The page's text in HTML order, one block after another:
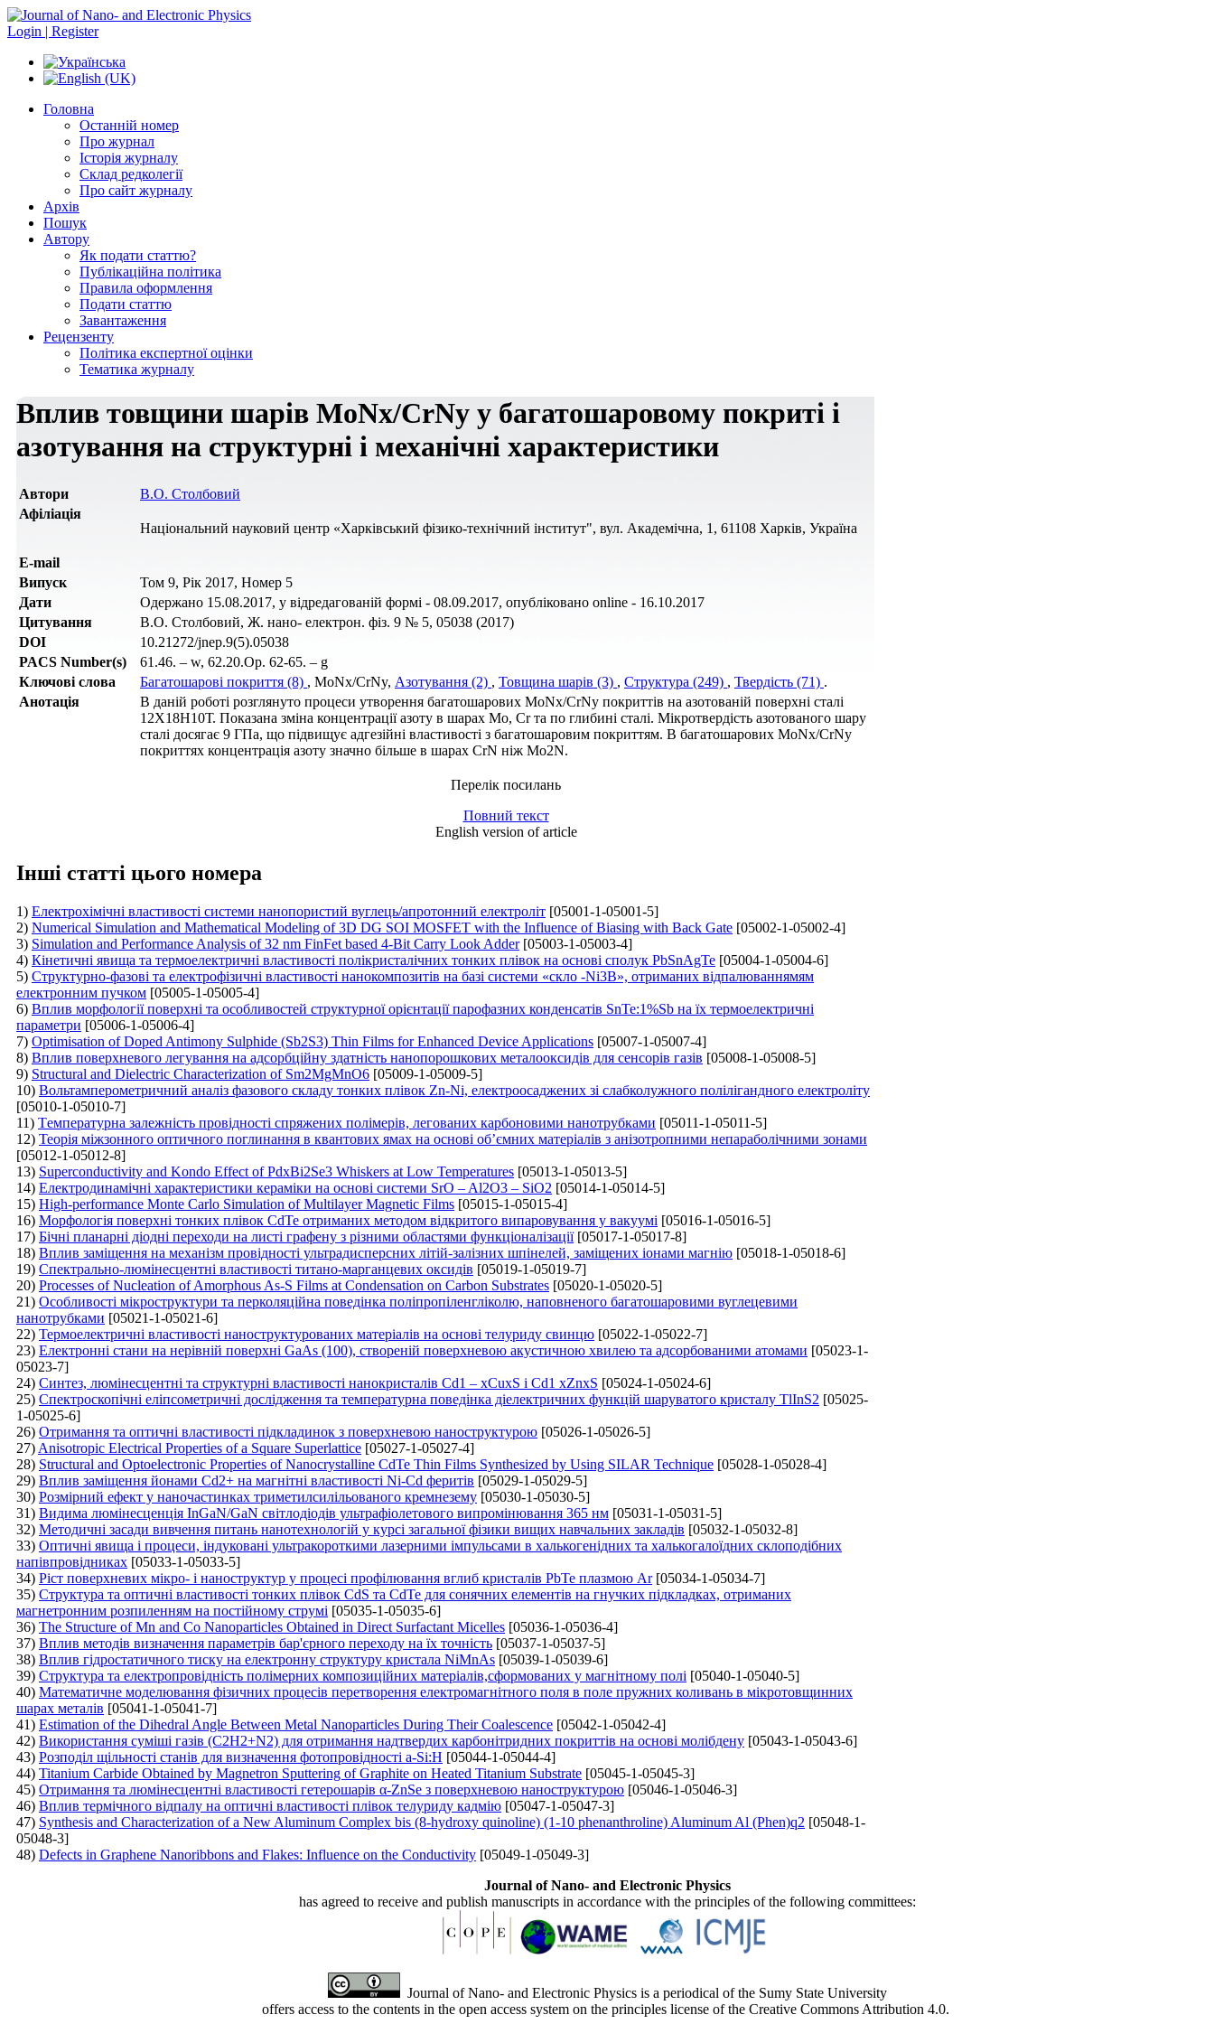
Login | Register
Головна
Останній номер
Про журнал
Історія журналу
Склад редколегії
Про сайт журналу
Архів
Пошук
Автору
Як подати статтю?
Публікаційна політика
Правила оформлення
Подати статтю
Завантаження
Рецензенту
Політика експертної оцінки
Тематика журналу
Вплив товщини шарів MoNх/CrNy у багатошаровому покриті і
азотування на структурні і механічні характеристики
Автори
В.О. Столбовий
Афіліація
Національний науковий центр «Харківський фізико-технічний інститут", вул. Академічна, 1, 61108 Харків, Україна
Е-mail
Випуск
Том 9, Рік 2017, Номер 5
Дати
Одержано 15.08.2017, у відредагованій формі - 08.09.2017, опубліковано online - 16.10.2017
Цитування
В.О. Столбовий, Ж. нано- електрон. фіз. 9 № 5, 05038 (2017)
DOI
10.21272/jnep.9(5).05038
PACS Number(s)
61.46. – w, 62.20.Op. 62-65. – g
Ключові слова
Багатошарові покриття (8) , MoNх/CrNy, Азотування (2) , Товщина шарів (3) , Структура (249) , Твердість (71) .
Анотація
В даній роботі розглянуто процеси утворення багатошарових MoNх/CrNy покриттів на азотованій поверхні сталі
12Х18Н10Т. Показана зміна концентрації азоту в шарах Mo, Cr та по глибині сталі. Мікротвердість азотованого шару
сталі досягає 9 ГПа, що підвищує адгезійні властивості з багатошаровим покриттям. В багатошарових MoNх/CrNy
покриттях концентрація азоту значно більше в шарах CrN ніж Mo2N.
Перелік посилань
Повний текст
English version of article
Інші статті цього номера
1) Електрохімічні властивості системи нанопористий вуглець/апротонний електроліт [05001-1-05001-5]
2) Numerical Simulation and Mathematical Modeling of 3D DG SOI MOSFET with the Influence of Biasing with Back Gate [05002-1-05002-4]
3) Simulation and Performance Analysis of 32 nm FinFet based 4-Bit Carry Look Adder[05003-1-05003-4]
4) Кінетичні явища та термоелектричні властивості полікристалічних тонких плівок на основі сполук PbSnAgTe [05004-1-05004-6]
5) Структурно-фазові та електрофізичні властивості нанокомпозитів на базі системи «скло -Ni3B», отриманих відпалюваннямям
електронним пучком [05005-1-05005-4]
6) Вплив морфології поверхні та особливостей структурної орієнтації парофазних конденсатів SnTe:1%Sb на їх термоелектричні
параметри [05006-1-05006-4]
7) Optimisation of Doped Antimony Sulphide (Sb2S3) Thin Films for Enhanced Device Applications [05007-1-05007-4]
8) Вплив поверхневого легування на адсорбційну здатність нанопорошкових металооксидів для сенсорів газів [05008-1-05008-5]
9) Structural and Dielectric Characterization of Sm2MgMnO6 [05009-1-05009-5]
10) Вольтамперометричний аналіз фазового складу тонких плівок Zn-Ni, електроосаджених зі слабколужного полілігандного електроліту
[05010-1-05010-7]
11) Tемпературна залежність провідності спряжених полімерів, легованих карбоновими нанотрубками [05011-1-05011-5]
12) Теорія міжзонного оптичного поглинання в квантових ямах на основі об’ємних матеріалів з анізотропними непараболічними зонами
[05012-1-05012-8]
13) Superconductivity and Kondo Effect of PdxBi2Se3 Whiskers at Low Temperatures [05013-1-05013-5]
14) Електродинамічні характеристики кераміки на основі системи SrO – Al2O3 – SiO2 [05014-1-05014-5]
15) High-performance Monte Carlo Simulation of Multilayer Magnetic Films [05015-1-05015-4]
16) Морфологія поверхні тонких плівок CdTe отриманих методом відкритого випаровування у вакуумі [05016-1-05016-5]
17) Бічні планарні діодні переходи на листі графену з різними областями функціоналізації[05017-1-05017-8]
18) Вплив заміщення на механізм провідності ультрадисперсних літій-залізних шпінелей, заміщених іонами магнію [05018-1-05018-6]
19) Спектрально-люмінесцентні властивості титано-марганцевих оксидів [05019-1-05019-7]
20) Processes of Nucleation of Amorphous As-S Films at Condensation on Carbon Substrates [05020-1-05020-5]
21) Особливості мікроструктури та перколяційна поведінка поліпропіленгліколю, наповненого багатошаровими вуглецевими
нанотрубками [05021-1-05021-6]
22) Термоелектричні властивості наноструктурованих матеріалів на основі телуриду свинцю [05022-1-05022-7]
23) Електронні стани на нерівній поверхні GaAs (100), створеній поверхневою акустичною хвилею та адсорбованими атомами [05023-1-
05023-7]
24) Синтез, люмінесцентні та структурні властивості нанокристалів Cd1 – xCuxS і Cd1 xZnxS [05024-1-05024-6]
25) Спектроскопічні еліпсометричні дослідження та температурна поведінка діелектричних функцій шаруватого кристалу TlInS2 [05025-
1-05025-6]
26) Отримання та оптичні властивості підкладинок з поверхневою наноструктурою [05026-1-05026-5]
27) Anisotropic Electrical Properties of a Square Superlattice [05027-1-05027-4]
28) Structural and Optoelectronic Properties of Nanocrystalline CdTe Thin Films Synthesized by Using SILAR Technique [05028-1-05028-4]
29) Вплив заміщення йонами Cd2+ на магнітні властивості Ni-Cd феритів [05029-1-05029-5]
30) Розмірний ефект у наночастинках триметилсилільованого кремнезему [05030-1-05030-5]
31) Видима люмінесценція ІnGaN/GaN cвітлодіодів ультрафіолетового випромінювання 365 нм [05031-1-05031-5]
32) Методичні засади вивчення питань нанотехнологій у курсі загальної фізики вищих навчальних закладів [05032-1-05032-8]
33) Оптичні явища і процеси, індуковані ультракороткими лазерними імпульсами в халькогенідних та халькогалоїдних склоподібних
напівпровідниках [05033-1-05033-5]
34) Ріст поверхневих мікро- і наноструктур у процесі профілювання вглиб кристалів PbTe плазмою Ar[05034-1-05034-7]
35) Структура та оптичні властивості тонких плівок CdS та CdTe для сонячних елементів на гнучких підкладках, отриманих
магнетронним розпиленням на постійному струмі [05035-1-05035-6]
36) The Structure of Mn and Co Nanoparticles Obtained in Direct Surfactant Micelles [05036-1-05036-4]
37) Вплив методів визначення параметрів бар'єрного переходу на їх точність [05037-1-05037-5]
38) Вплив гідростатичного тиску на електронну структуру кристала NiMnAs [05039-1-05039-6]
39) Структура та електропровідність полімерних композиційних матеріалів,сформованих у магнітному полі [05040-1-05040-5]
40) Математичне моделювання фізичних процесів перетворення електромагнітного поля в поле пружних коливань в мікротовщинних
шарах металів [05041-1-05041-7]
41) Estimation of the Dihedral Angle Between Metal Nanoparticles During Their Coalescence [05042-1-05042-4]
42) Використання суміші газів (C2H2+N2) для отримання надтвердих карбонітридних покриттів на основі молібдену [05043-1-05043-6]
43) Розподіл щільності станів для визначення фотопровідності a-Si:H [05044-1-05044-4]
44) Titanium Carbide Obtained by Magnetron Sputtering of Graphite on Heated Titanium Substrate [05045-1-05045-3]
45) Отримання та люмінесцентні властивості гетерошарів α-ZnSe з поверхневою наноструктурою [05046-1-05046-3]
46) Вплив термічного відпалу на оптичні властивості плівок телуриду кадмію [05047-1-05047-3]
47) Synthesis and Characterization of a New Aluminum Complex bis (8-hydroxy quinoline) (1-10 phenanthroline) Aluminum Al (Phen)q2 [05048-1-
05048-3]
48) Defects in Graphene Nanoribbons and Flakes: Influence on the Conductivity [05049-1-05049-3]
Journal of Nano- and Electronic Physics
has agreed to receive and publish manuscripts in accordance with the principles of the following committees:
Journal of Nano- and Electronic Physics is a periodical of the Sumy State University
offers access to the contents in the open access system on the principles license of the Creative Commons Attribution 4.0.